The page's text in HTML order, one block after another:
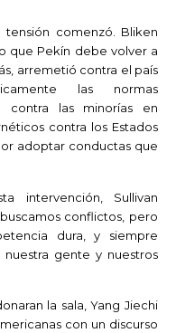
comenzó. Bliken
que Pekín debe volver a
arremetió contra el país
las normas
contra las minorías en
contra los Estados
adoptar conductas que
intervención, Sullivan
conflictos, pero
dura, y siempre
gente y nuestros
la sala, Yang Jiechi
con un discurso